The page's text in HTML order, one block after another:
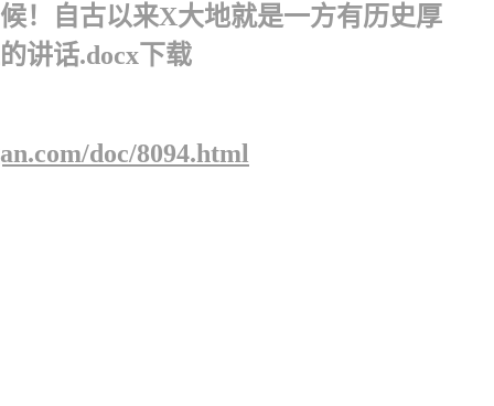
！自古以来X大地就是一方有历史厚
讲话.docx下载
doc/8094.html